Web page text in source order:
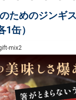
ためのジンギ
缶）
mix2